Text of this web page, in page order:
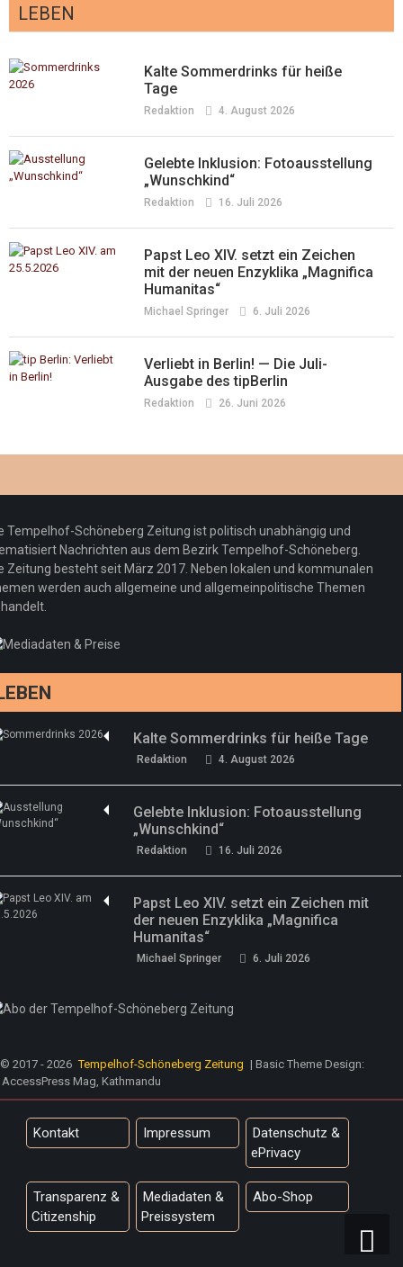
LEBEN
Kalte Sommerdrinks für heiße
Tage
Redaktion 4. August 2026
Gelebte Inklusion: Fotoausstellung
„Wunschkind“
Redaktion 16. Juli 2026
Papst Leo XIV. setzt ein Zeichen
mit der neuen Enzyklika „Magnifica
Humanitas“
Michael Springer 6. Juli 2026
Verliebt in Berlin! — Die Juli-
Ausgabe des tipBerlin
Redaktion 26. Juni 2026
Tempelhof-Schöneberg Zeitung ist politisch unabhängig und
Nachrichten aus dem Bezirk Tempelhof-Schöneberg.
Zeitung besteht seit März 2017. Neben lokalen und kommunalen
werden auch allgemeine und allgemeinpolitische Themen
Kalte Sommerdrinks für heiße Tage
Redaktion 4. August 2026
Gelebte Inklusion: Fotoausstellung
„Wunschkind“
Redaktion 16. Juli 2026
Papst Leo XIV. setzt ein Zeichen mit
der neuen Enzyklika „Magnifica
Humanitas“
Michael Springer 6. Juli 2026
© 2017 - 2026 Tempelhof-Schöneberg Zeitung | Basic Theme Design:
AccessPress Mag, Kathmandu
Kontakt Impressum
Datenschutz &
ePrivacy
Transparenz &
Citizenship
Mediadaten &
Preissystem
Abo-Shop